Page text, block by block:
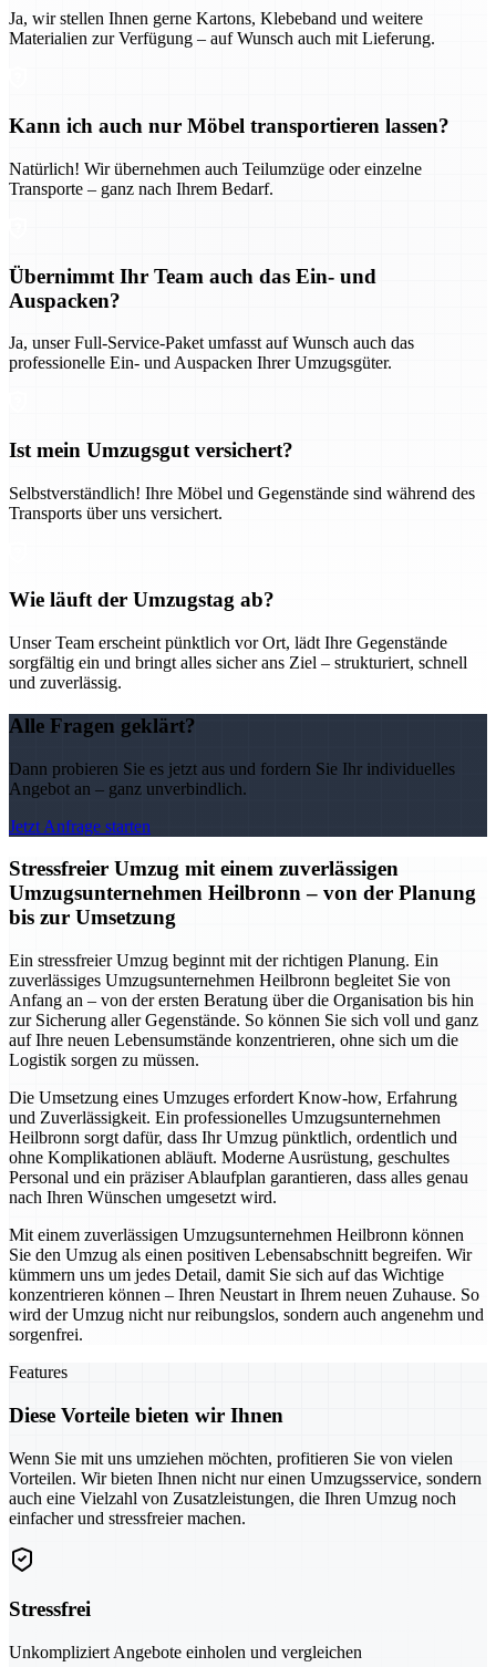
Ja, wir stellen Ihnen gerne Kartons, Klebeband und weitere
Materialien zur Verfügung – auf Wunsch auch mit Lieferung.
Kann ich auch nur Möbel transportieren lassen?
Natürlich! Wir übernehmen auch Teilumzüge oder einzelne
Transporte – ganz nach Ihrem Bedarf.
Übernimmt Ihr Team auch das Ein- und
Auspacken?
Ja, unser Full-Service-Paket umfasst auf Wunsch auch das
professionelle Ein- und Auspacken Ihrer Umzugsgüter.
Ist mein Umzugsgut versichert?
Selbstverständlich! Ihre Möbel und Gegenstände sind während des
Transports über uns versichert.
Wie läuft der Umzugstag ab?
Unser Team erscheint pünktlich vor Ort, lädt Ihre Gegenstände
sorgfältig ein und bringt alles sicher ans Ziel – strukturiert, schnell
und zuverlässig.
Alle Fragen geklärt?
Dann probieren Sie es jetzt aus und fordern Sie Ihr individuelles
Angebot an – ganz unverbindlich.
Jetzt Anfrage starten
Stressfreier Umzug mit einem zuverlässigen
Umzugsunternehmen Heilbronn – von der Planung
bis zur Umsetzung
Ein stressfreier Umzug beginnt mit der richtigen Planung. Ein
zuverlässiges Umzugsunternehmen Heilbronn begleitet Sie von
Anfang an – von der ersten Beratung über die Organisation bis hin
zur Sicherung aller Gegenstände. So können Sie sich voll und ganz
auf Ihre neuen Lebensumstände konzentrieren, ohne sich um die
Logistik sorgen zu müssen.
Die Umsetzung eines Umzuges erfordert Know-how, Erfahrung
und Zuverlässigkeit. Ein professionelles Umzugsunternehmen
Heilbronn sorgt dafür, dass Ihr Umzug pünktlich, ordentlich und
ohne Komplikationen abläuft. Moderne Ausrüstung, geschultes
Personal und ein präziser Ablaufplan garantieren, dass alles genau
nach Ihren Wünschen umgesetzt wird.
Mit einem zuverlässigen Umzugsunternehmen Heilbronn können
Sie den Umzug als einen positiven Lebensabschnitt begreifen. Wir
kümmern uns um jedes Detail, damit Sie sich auf das Wichtige
konzentrieren können – Ihren Neustart in Ihrem neuen Zuhause. So
wird der Umzug nicht nur reibungslos, sondern auch angenehm und
sorgenfrei.
Features
Diese Vorteile bieten wir Ihnen
Wenn Sie mit uns umziehen möchten, profitieren Sie von vielen
Vorteilen. Wir bieten Ihnen nicht nur einen Umzugsservice, sondern
auch eine Vielzahl von Zusatzleistungen, die Ihren Umzug noch
einfacher und stressfreier machen.
Stressfrei
Unkompliziert Angebote einholen und vergleichen